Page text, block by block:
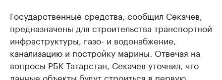
Государственные средства, сообщил Секачев,
предназначены для строительства транспортной
инфраструктуры, газо- и водонабжение,
канализацию и постройку марины. Отвечая на
вопросы РБК Татарстан, Секачев уточнил, что
данные объекты будут строиться в первую